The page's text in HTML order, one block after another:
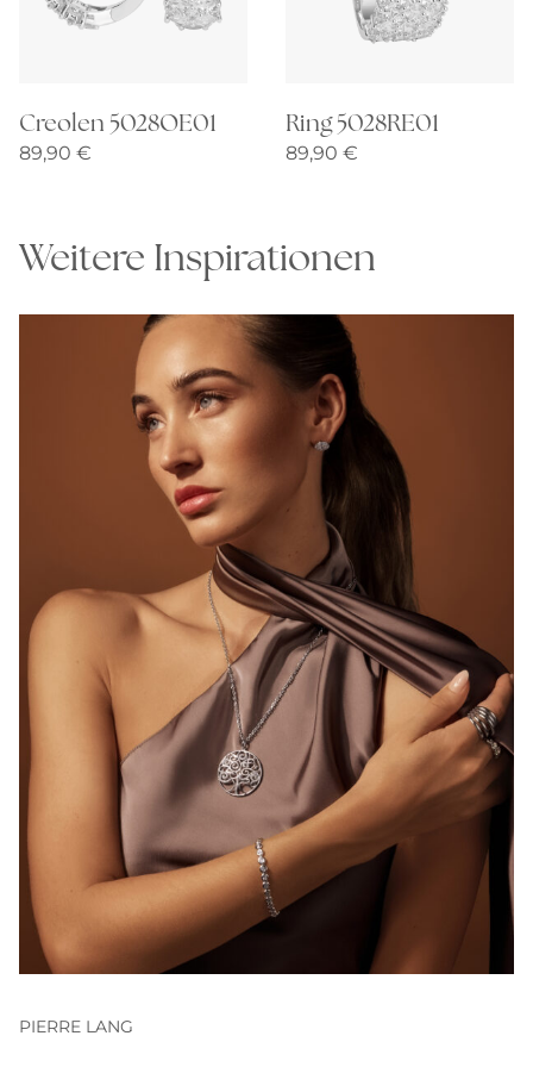
Creolen 5028OE01
89,90 €
Ring 5028RE01
89,90 €
Weitere Inspirationen
PIERRE LANG